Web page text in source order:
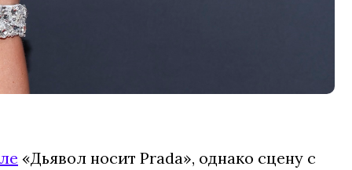
«Дьявол носит Prada», однако сцену с